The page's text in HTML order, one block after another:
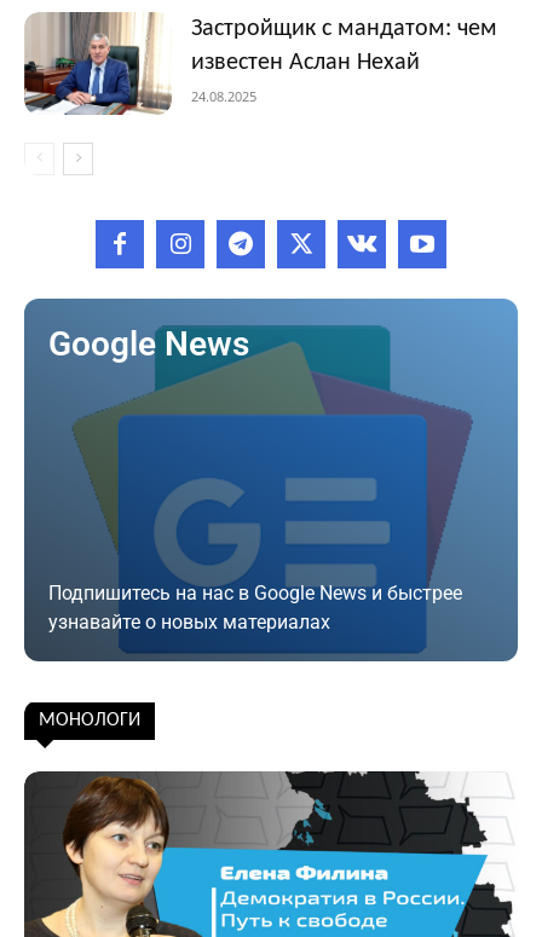
Застройщик с мандатом: чем
известен Аслан Нехай
24.08.2025
Google News
Подпишитесь на нас в Google News и быстрее
узнавайте о новых материалах
Подписаться
МОНОЛОГИ